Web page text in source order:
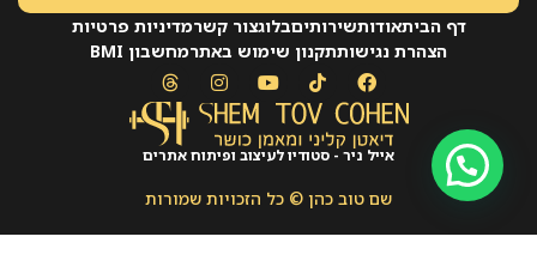
דף הביתאודותשירותיםבלוגצור קשרמדיניות פרטיות
הצהרת נגישותתקנון שימוש באתרמחשבון BMI
אייל ניר - סטודיו לעיצוב ופיתוח אתרים
שם טוב כהן © כל הזכויות שמורות